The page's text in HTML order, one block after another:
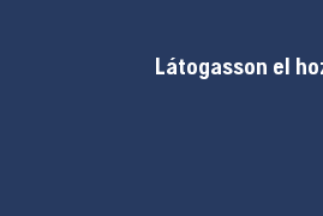
Látogasson el